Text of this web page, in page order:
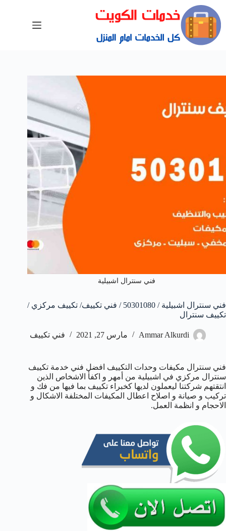
فني سنترال اشبيلية
فني سنترال اشبيلية / 50301080 / فني تكييف/ تكييف مركزي /
تكييف سنترال
Ammar Alkurdi مارس 27, 2021 فني تكييف
فني سنترال مكيفات وحدات التكييف افضل فني خدمة تكييف
سنترال مركزي في اشبيلية من أمهر و اكفأ الاشخاص الذين
انتقتهم شركتنا ليعملون لديها كخبراء تكييف بما فيها من فك و
تركيب و صيانة و اصلاح اعطال المكيفات المختلفة الاشكال و
الاحجام و انظمة العمل.